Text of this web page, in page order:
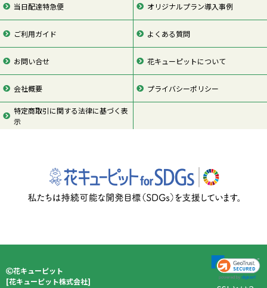
当日配達特急便 オリジナルプラン導入事例
ご利用ガイド よくある質問
お問い合せ 花キューピットについて
会社概要 プライバシーポリシー
特定商取引に関する法律に基づく表
示
花キューピット
[花キューピット株式会社]
ページの先頭